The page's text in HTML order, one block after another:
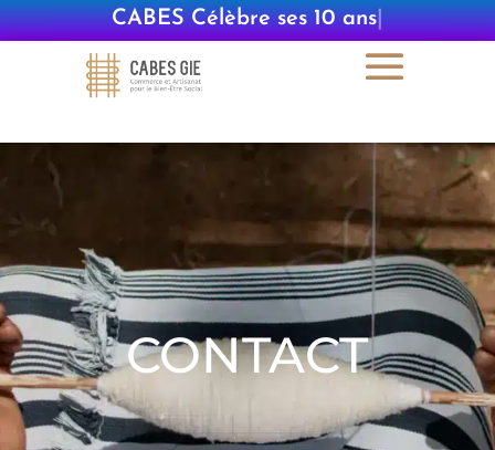
CABES Célèbre ses 10 ans|
CONTACT